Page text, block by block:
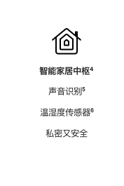
智能家居中枢脚
⁴
声音识别脚
⁵
温湿度传感器脚
⁶
私密又安全